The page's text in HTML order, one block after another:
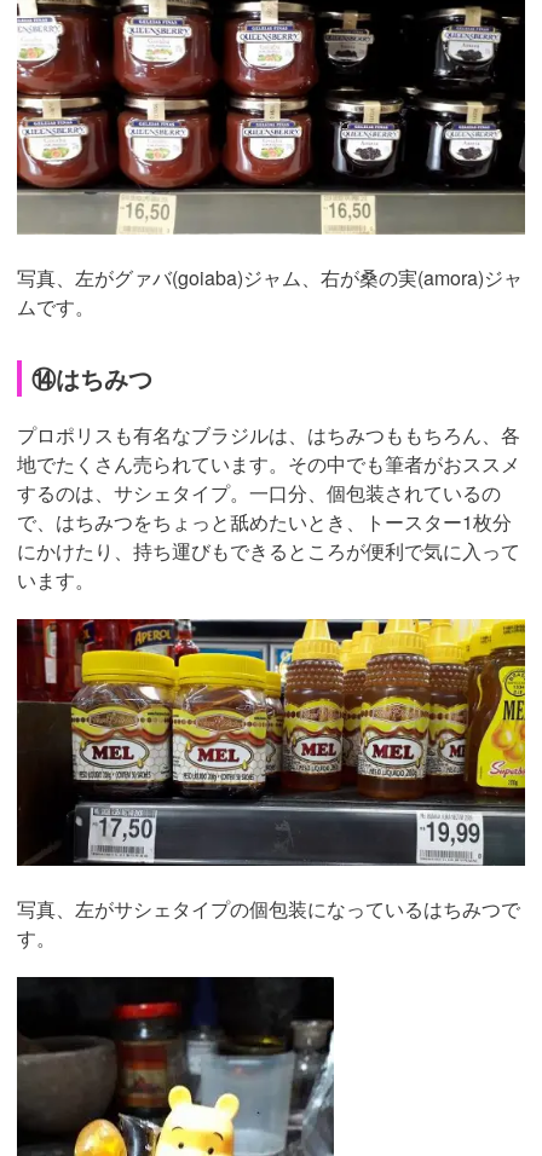
写真、左がグァバ(goiaba)ジャム、右が桑の実(amora)ジャ
ムです。
⑭はちみつ
プロポリスも有名なブラジルは、はちみつももちろん、各
地でたくさん売られています。その中でも筆者がおススメ
するのは、サシェタイプ。一口分、個包装されているの
で、はちみつをちょっと舐めたいとき、トースター1枚分
にかけたり、持ち運びもできるところが便利で気に入って
います。
写真、左がサシェタイプの個包装になっているはちみつで
す。